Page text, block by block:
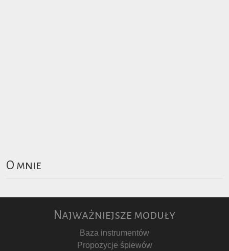
O mnie
Najważniejsze moduły
Baza instrumentów
Propozycje śpiewów